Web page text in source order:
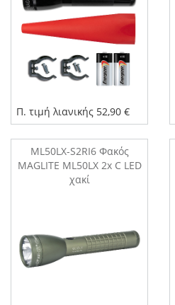
Π. τιμή λιανικής 52,90 €
ML50LX-S2RI6 Φακός
MAGLITE ML50LX 2x C LED
χακί